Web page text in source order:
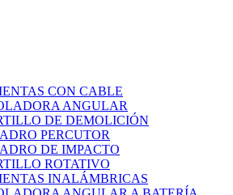
CON CABLE
ANGULAR
DE DEMOLICIÓN
PERCUTOR
DE IMPACTO
ROTATIVO
INALÁMBRICAS